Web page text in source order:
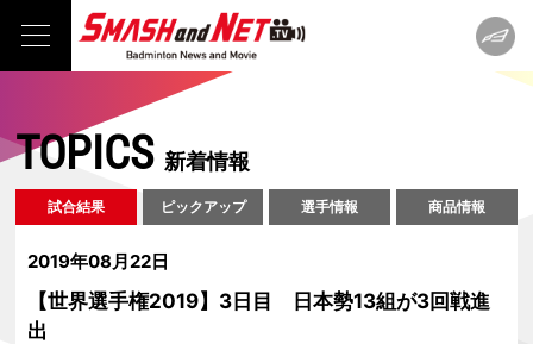
TOPICS新着情報
試合結果 ピックアップ 選手情報 商品情報
2019年08月22日
【世界選手権2019】3日目 日本勢13組が3回戦進
出